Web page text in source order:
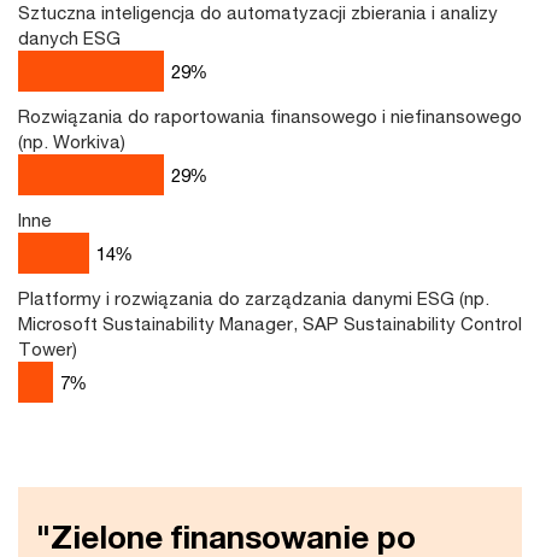
Sztuczna inteligencja do automatyzacji zbierania i analizy
danych ESG
29%
Rozwiązania do raportowania finansowego i niefinansowego
(np. Workiva)
29%
Inne
14%
Platformy i rozwiązania do zarządzania danymi ESG (np.
Microsoft Sustainability Manager, SAP Sustainability Control
Tower)
7%
"Zielone finansowanie po